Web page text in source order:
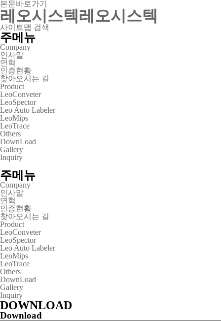
본문바로가기
레오시스텍레오시스텍
사이트맵 검색
주메뉴
Company
인사말
연혁
인증현황
찾아오시는 길
Product
LeoConveter
LeoSpector
Leo Auto Labeler
LeoMips
LeoTrace
Others
DownLoad
Gallery
Inquiry
주메뉴
Company
인사말
연혁
인증현황
찾아오시는 길
Product
LeoConveter
LeoSpector
Leo Auto Labeler
LeoMips
LeoTrace
Others
DownLoad
Gallery
Inquiry
DOWNLOAD
Download